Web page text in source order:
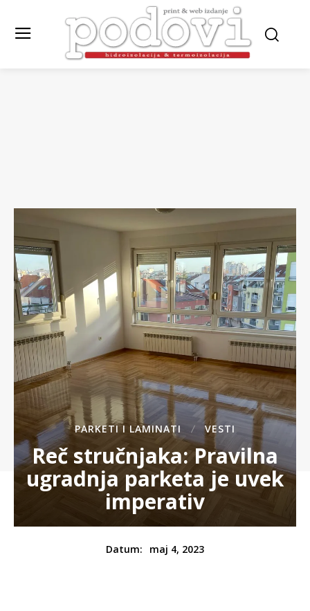
PARKETI I LAMINATI VESTI
Reč stručnjaka: Pravilna
ugradnja parketa je uvek
imperativ
Datum: maj 4, 2023